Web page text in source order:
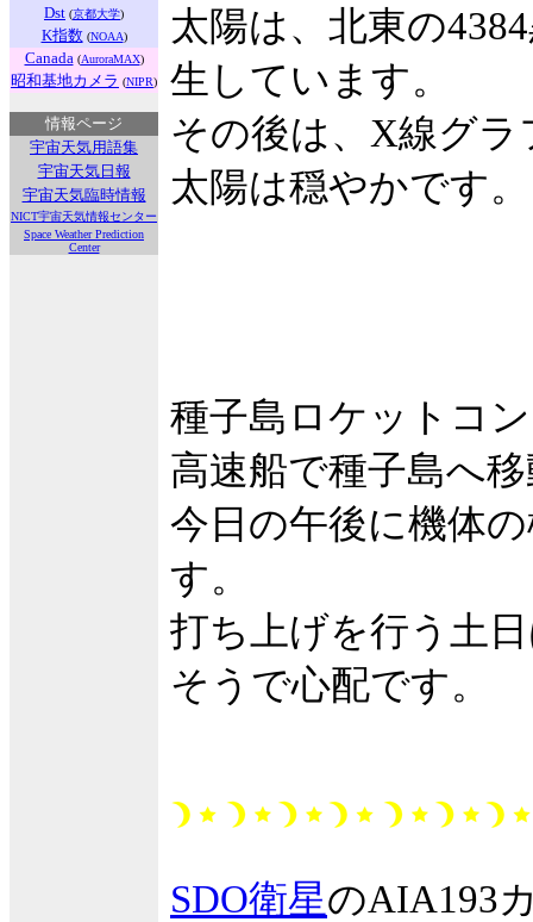
Dst (京都大学)
K指数(NOAA)
Canada (AuroraMAX)
昭和基地カメラ (NIPR)
情報ページ
宇宙天気用語集
宇宙天気日報
宇宙天気臨時情報
NICT宇宙天気情報センター
Space Weather Prediction
Center
太陽は、北東の
生しています。
その後は、X線グ
太陽は穏やかです。
種子島ロケットコ
高速船で種子島へ
今日の午後に機体
す。
打ち上げを行う土
そうで心配です。
SDO衛星のAIA193